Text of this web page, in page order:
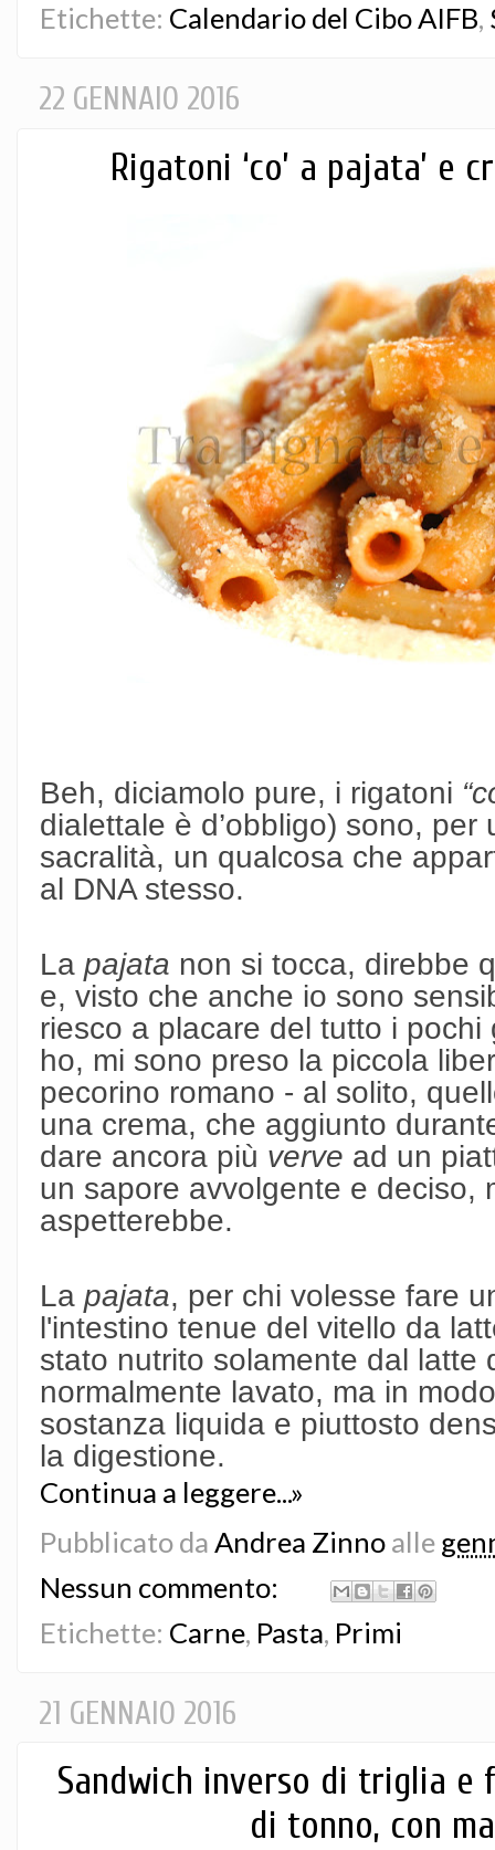
Etichette: Calendario del Cibo AIFB,
22 GENNAIO 2016
Rigatoni ‘co’ a pajata’ e
Beh, diciamolo pure, i rigatoni
dialettale è d’obbligo) sono,
sacralità, un qualcosa che
al DNA stesso.
La pajata non si tocca, direbbe
e, visto che anche io sono
riesco a placare del tutto i
ho, mi sono preso la piccola
pecorino romano - al solito,
una crema, che aggiunto
dare ancora più verve ad un
un sapore avvolgente e deciso,
aspetterebbe.
La pajata, per chi volesse fare
l'intestino tenue del vitello da
stato nutrito solamente dal latte
normalmente lavato, ma in
sostanza liquida e piuttosto
la digestione.
Continua a leggere...»
Pubblicato da Andrea Zinno alle
Nessun commento:
Etichette: Carne, Pasta, Primi
21 GENNAIO 2016
Sandwich inverso di triglia
di tonno, con